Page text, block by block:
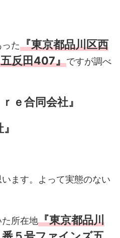
た『東京都品川区西
反田407』ですが調べ
ｅ合同会社』
ます。よって実態のない
所在地『東京都品川